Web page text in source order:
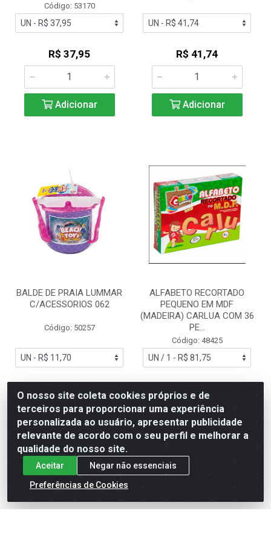
Código: 53170
R$ 37,95
Adicionar
R$ 41,74
Adicionar
BALDE DE PRAIA LUMMAR
C/ACESSORIOS 062
Código: 50257
R$ 11,70
Adicionar
ALFABETO RECORTADO
PEQUENO EM MDF
(MADEIRA) CARLUA COM 36
PE...
Código: 48425
R$ 81,75
Adicionar
O nosso site coleta cookies próprios e de
terceiros para proporcionar uma experiência
personalizada ao usuário, apresentar publicidade
relevante de acordo com o seu perfil e melhorar a
qualidade do nosso site.
Aceitar
Negar não essenciais
Preferências de Cookies